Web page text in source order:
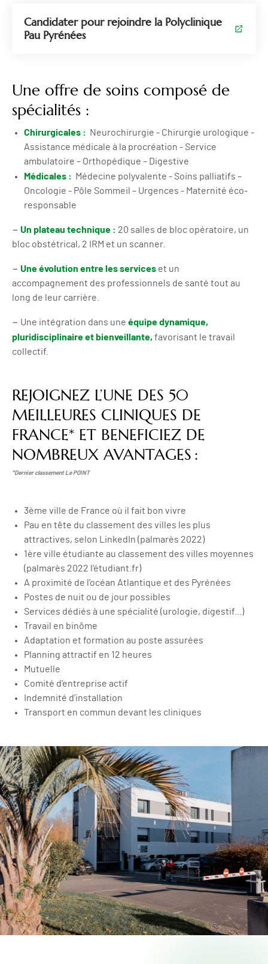
Candidater pour rejoindre la Polyclinique
Pau Pyrénées
Une offre de soins composé de
spécialités :
Chirurgicales :
Neurochirurgie - Chirurgie urologique -
Assistance médicale à la procréation - Service
ambulatoire – Orthopédique – Digestive
Médicales :
Médecine polyvalente - Soins palliatifs –
Oncologie - Pôle Sommeil – Urgences - Maternité éco-
responsable
− Un plateau technique : 20 salles de bloc opératoire, un
bloc obstétrical, 2 IRM et un scanner.
− Une évolution entre les services et un
accompagnement des professionnels de santé tout au
long de leur carrière.
− Une intégration dans une équipe dynamique,
pluridisciplinaire et bienveillante, favorisant le travail
collectif.
REJOIGNEZ L’UNE DES 50
MEILLEURES CLINIQUES DE
FRANCE* ET BENEFICIEZ DE
NOMBREUX AVANTAGES :
*Dernier classement Le POINT
3ème ville de France où il fait bon vivre
Pau en tête du classement des villes les plus
attractives, selon LinkedIn (palmarès 2022)
1ère ville étudiante au classement des villes moyennes
(palmarès 2022 l’étudiant.fr)
A proximité de l’océan Atlantique et des Pyrénées
Postes de nuit ou de jour possibles
Services dédiés à une spécialité (urologie, digestif...)
Travail en binôme
Adaptation et formation au poste assurées
Planning attractif en 12 heures
Mutuelle
Comité d’entreprise actif
Indemnité d’installation
Transport en commun devant les cliniques